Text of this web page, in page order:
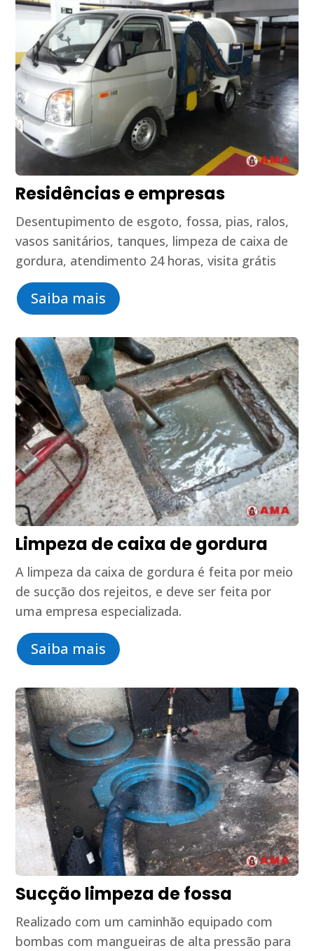
Residências e empresas
Desentupimento de esgoto, fossa, pias, ralos,
vasos sanitários, tanques, limpeza de caixa de
gordura, atendimento 24 horas, visita grátis
Saiba mais
Limpeza de caixa de gordura
A limpeza da caixa de gordura é feita por meio
de sucção dos rejeitos, e deve ser feita por
uma empresa especializada.
Saiba mais
Sucção limpeza de fossa
Realizado com um caminhão equipado com
bombas com mangueiras de alta pressão para